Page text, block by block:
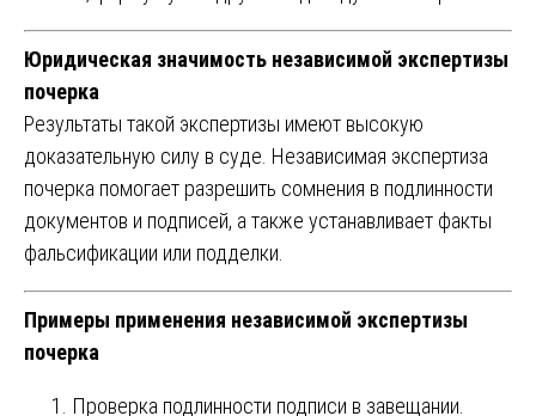
Юридическая значимость независимой экспертизы
почерка
Результаты такой экспертизы имеют высокую
доказательную силу в суде. Независимая экспертиза
почерка помогает разрешить сомнения в подлинности
документов и подписей, а также устанавливает факты
фальсификации или подделки.
Примеры применения независимой экспертизы
почерка
Проверка подлинности подписи в завещании.